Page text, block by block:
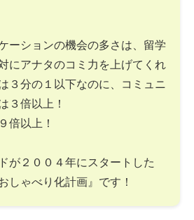
ーションの機会の多さは、留学
にアナタのコミ力を上げてくれ
３分の１以下なのに、コミュニ
３倍以上！
倍以上！
が２００４年にスタートした
しゃべり化計画』です！